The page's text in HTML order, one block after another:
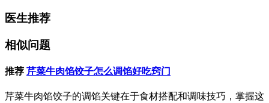
医生推荐
相似问题
推荐 芹菜牛肉馅饺子怎么调馅好吃窍门
芹菜牛肉馅饺子的调馅关键在于食材搭配和调味技巧，掌握这